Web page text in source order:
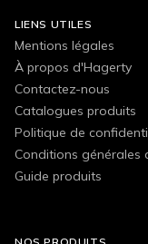
LIENS UTILES
Mentions légales
À propos d'Hagerty
Contactez-nous
Catalogues produits
Politique de
Conditions générales
Guide produits